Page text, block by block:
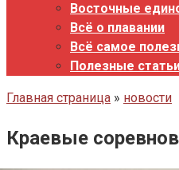
Восточные
Всё о плавании
Всё самое
Полезные
Главная страница » новости
Краевые